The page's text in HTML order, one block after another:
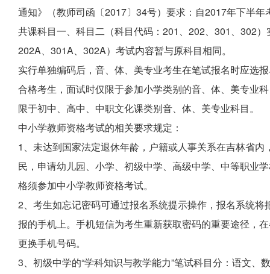
通知》（教师司函〔2017〕34号）要求：自2017年下半
共课科目一、科目二（科目代码：201、202、301、302
202A、301A、302A）考试内容暂与原科目相同。
实行单独编码后，音、体、美专业考生在笔试报名时应选
合格考生，面试时仅限于参加小学类别的音、体、美专业
限于初中、高中、中职文化课类别音、体、美专业科目。
中小学教师资格考试的相关要求规定：
1、未达到国家法定退休年龄，户籍或人事关系在吉林省
民，申请幼儿园、小学、初级中学、高级中学、中等职业
格须参加中小学教师资格考试。
2、考生如忘记密码可通过报名系统提示操作，报名系统
报的手机上。手机短信为考生重新获取密码的重要途径，
更换手机号码。
3、初级中学的“学科知识与教学能力”笔试科目分：语文、